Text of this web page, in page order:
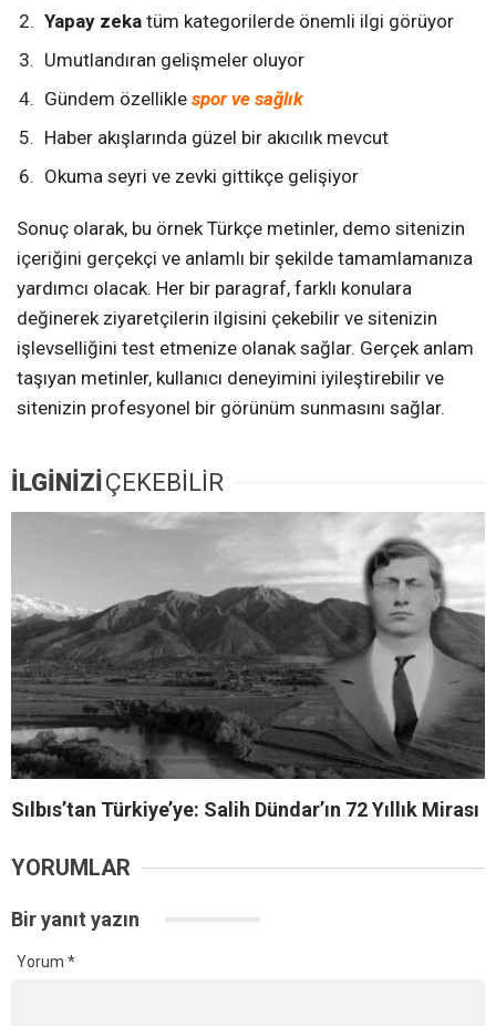
Yapay zeka tüm kategorilerde önemli ilgi görüyor
Umutlandıran gelişmeler oluyor
Gündem özellikle spor ve sağlık
Haber akışlarında güzel bir akıcılık mevcut
Okuma seyri ve zevki gittikçe gelişiyor
Sonuç olarak, bu örnek Türkçe metinler, demo sitenizin
içeriğini gerçekçi ve anlamlı bir şekilde tamamlamanıza
yardımcı olacak. Her bir paragraf, farklı konulara
değinerek ziyaretçilerin ilgisini çekebilir ve sitenizin
işlevselliğini test etmenize olanak sağlar. Gerçek anlam
taşıyan metinler, kullanıcı deneyimini iyileştirebilir ve
sitenizin profesyonel bir görünüm sunmasını sağlar.
İLGİNİZİ ÇEKEBİLİR
Sılbıs’tan Türkiye’ye: Salih Dündar’ın 72 Yıllık Mirası
YORUMLAR
Bir yanıt yazın
Yorum *